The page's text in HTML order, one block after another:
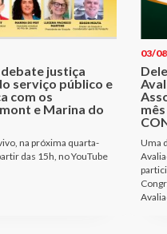
justiça
serviço público e
com os
e Marina do
na próxima quarta-
das 15h, no YouTube
03/
Uma